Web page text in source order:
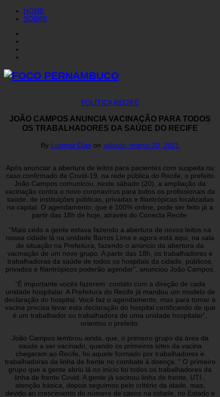
HOME
SOBRE
POLÍTICA RECIFE
JOÃO CAMPOS ANUNCIA VACINAÇÃO PARA TODOS
OS TRABALHADORES DA SAÚDE DO RECIFE
By Luzimar Dias on sábado, março 20, 2021
Após anunciar a abertura de leitos para pacientes com suspeita ou
caso confirmado de Covid-19, na rede pública do Recife, o prefeito
João Campos comunicou, neste sábado (20), a ampliação da
vacinação contra o novo coronavírus para todos os profissionais da
saúde, de instituições públicas, privadas e filantrópicas localizadas
na capital. O agendamento, que é 100% online, pode ser feito já a
partir das 18h de hoje, através do Conecta Recife.
“Mais cedo a gente estava fazendo a abertura de novos leitos na
nossa cidade lá na unidade Barros Lima e agora está aqui, na sala
de situação na Prefeitura, fazendo o anúncio da abertura da
vacinação de um novo grupo. A partir das 18h, os trabalhadores e
trabalhadoras da saúde de todos os hospitais da cidade, públicos,
privados e filantrópicos poderão agendar”, anunciou João Campos.
“É importante vocês fazerem contato com a direção de cada
unidade hospitalar. A Prefeitura do Recife já mandou um modelo de
declaração do hospital. Você faz o agendamento, mas para tomar a
vacina precisa levar esta declaração do hospital certificando de que
é um trabalhador ou trabalhadora de uma unidade hospitalar”,
orientou o prefeito.
João Campos lembrou ainda, que, o primeiro grupo da área da
saúde a ser vacinado, quando os primeiros lotes da vacina
chegaram ao Recife, foi aquele formado por trabalhadores e
trabalhadoras da linha de frente no combate à doença. “ O primeiro
grupo que a gente abriu lá no início foi todos os trabalhadores da
linha de frente Covid. A gente já vacinou linha de frente, UTI ,
atenção básica, depois seguimos pelo critério da idade, mas,
devido ao crescimento do número de casos na cidade, no Estado e